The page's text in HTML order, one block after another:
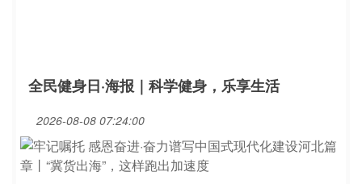
全民健身日·海报｜科学健身，乐享生活
2026-08-08 07:24:00